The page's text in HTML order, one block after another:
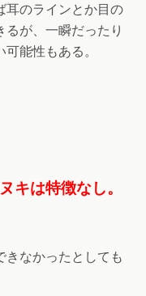
耳のラインとか目の
るが、一瞬だったり
能性もある。
キは特徴なし。
きなかったとしても